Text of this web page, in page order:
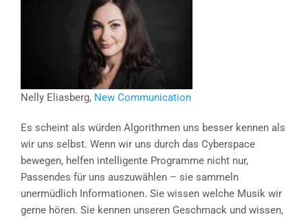
Nelly Eliasberg, New Communication
Es scheint als würden Algorithmen uns besser kennen als
wir uns selbst. Wenn wir uns durch das Cyberspace
bewegen, helfen intelligente Programme nicht nur,
Passendes für uns auszuwählen – sie sammeln
unermüdlich Informationen. Sie wissen welche Musik wir
gerne hören. Sie kennen unseren Geschmack und wissen,